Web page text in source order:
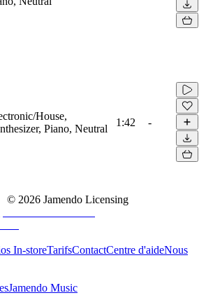
House,
Piano, Neutral
1:42 -
© 2026 Jamendo Licensing
In-storeTarifsContactCentre d'aideNous
Jamendo Music